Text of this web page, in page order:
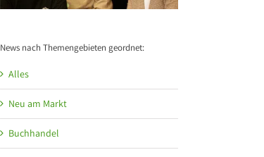
News nach Themengebieten geordnet:
Alles
Neu am Markt
Buchhandel